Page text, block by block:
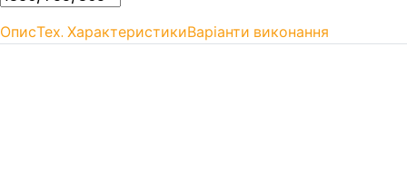
ОписТех. ХарактеристикиВаріанти виконання